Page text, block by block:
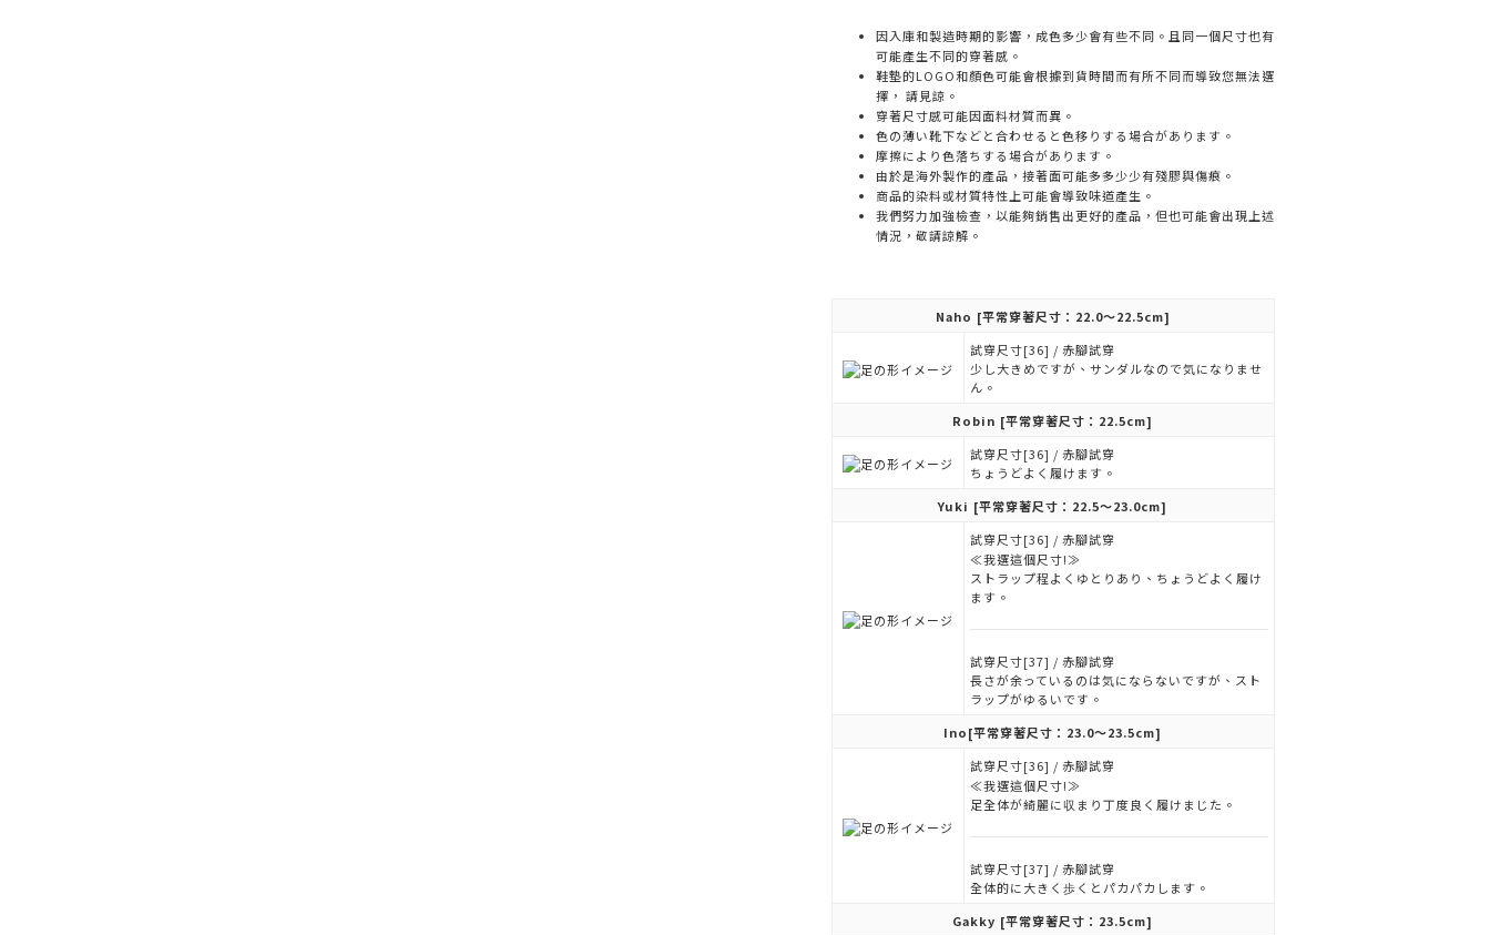
因入庫和製造時期的影響，成色多少會有些不同。且同一個尺寸也有
可能產生不同的穿著感。
鞋墊的LOGO和顏色可能會根據到貨時間而有所不同而導致您無法選
擇， 請見諒。
穿著尺寸感可能因面料材質而異。
色の薄い靴下などと合わせると色移りする場合があります。
摩擦により色落ちする場合があります。
由於是海外製作的產品，接著面可能多多少少有殘膠與傷痕。
商品的染料或材質特性上可能會導致味道產生。
我們努力加強檢查，以能夠銷售出更好的產品，但也可能會出現上述
情況，敬請諒解。
Naho [平常穿著尺寸：22.0～22.5cm]
試穿尺寸[36] / 赤腳試穿
少し大きめですが、サンダルなので気になりませ
ん。
Robin [平常穿著尺寸：22.5cm]
試穿尺寸[36] / 赤腳試穿
ちょうどよく履けます。
Yuki [平常穿著尺寸：22.5～23.0cm]
試穿尺寸[36] / 赤腳試穿
≪我選這個尺寸!≫
ストラップ程よくゆとりあり、ちょうどよく履け
ます。
試穿尺寸[37] / 赤腳試穿
長さが余っているのは気にならないですが、スト
ラップがゆるいです。
Ino[平常穿著尺寸：23.0～23.5cm]
試穿尺寸[36] / 赤腳試穿
≪我選這個尺寸!≫
足全体が綺麗に収まり丁度良く履けまじた。
試穿尺寸[37] / 赤腳試穿
全体的に大きく歩くとパカパカします。
Gakky [平常穿著尺寸：23.5cm]